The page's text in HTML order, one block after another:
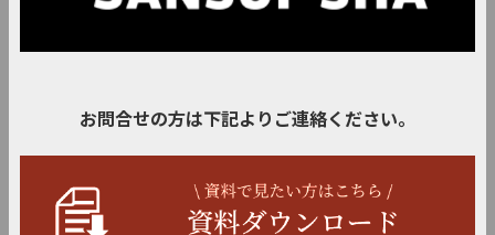
お問合せの方は下記よりご連絡ください。